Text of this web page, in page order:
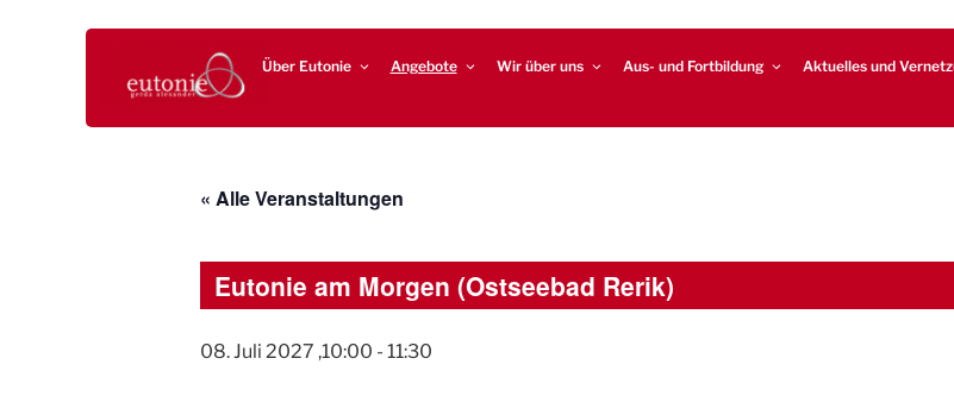
EUTONIE.DE
Über Eutonie Angebote Wir über uns Aus- und Fortbildung Aktuelles und
« Alle Veranstaltungen
Eutonie am Morgen (Ostseebad Rerik)
08. Juli 2027 ,10:00 - 11:30